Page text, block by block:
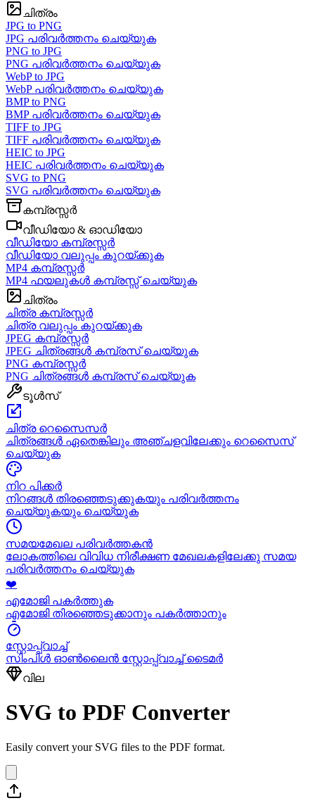
ചിത്രം
JPG to PNG
JPG പരിവർത്തനം ചെയ്യുക
PNG to JPG
PNG പരിവർത്തനം ചെയ്യുക
WebP to JPG
WebP പരിവർത്തനം ചെയ്യുക
BMP to PNG
BMP പരിവർത്തനം ചെയ്യുക
TIFF to JPG
TIFF പരിവർത്തനം ചെയ്യുക
HEIC to JPG
HEIC പരിവർത്തനം ചെയ്യുക
SVG to PNG
SVG പരിവർത്തനം ചെയ്യുക
കമ്പ്രസ്സർ
വീഡിയോ & ഓഡിയോ
വീഡിയോ കമ്പ്രസ്സർ
വീഡിയോ വലുപ്പം കുറയ്ക്കുക
MP4 കമ്പ്രസ്സർ
MP4 ഫയലുകൾ കമ്പ്രസ്സ് ചെയ്യുക
ചിത്രം
ചിത്ര കമ്പ്രസ്സർ
ചിത്ര വലുപ്പം കുറയ്ക്കുക
JPEG കമ്പ്രസ്സർ
JPEG ചിത്രങ്ങൾ കമ്പ്രസ് ചെയ്യുക
PNG കമ്പ്രസ്സർ
PNG ചിത്രങ്ങൾ കമ്പ്രസ് ചെയ്യുക
ടൂൾസ്
ചിത്ര റെസൈസർ
ചിത്രങ്ങൾ ഏതെങ്കിലും അഞ്ചളവിലേക്കും റെസൈസ്
ചെയ്യുക
നിറ പിക്കർ
നിറങ്ങൾ തിരഞ്ഞെടുക്കുകയും പരിവർത്തനം
ചെയ്യുകയും ചെയ്യുക
സമയമേഖല പരിവർത്തകൻ
ലോകത്തിലെ വിവിധ നിരീക്ഷണ മേഖലകളിലേക്കു സമയ
പരിവർത്തനം ചെയ്യുക
❤️
എമോജി പകർത്തുക
എമോജി തിരഞ്ഞെടുക്കാനും പകർത്താനും
സ്റ്റോപ്പ്വാച്ച്
സിംപിൾ ഓൺലൈൻ സ്റ്റോപ്പ്വാച്ച് ടൈമർ
വില
SVG to PDF Converter
Easily convert your SVG files to the PDF format.